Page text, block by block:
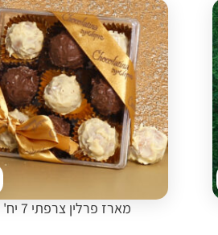
מארז פרלין צרפתי 7 יח'